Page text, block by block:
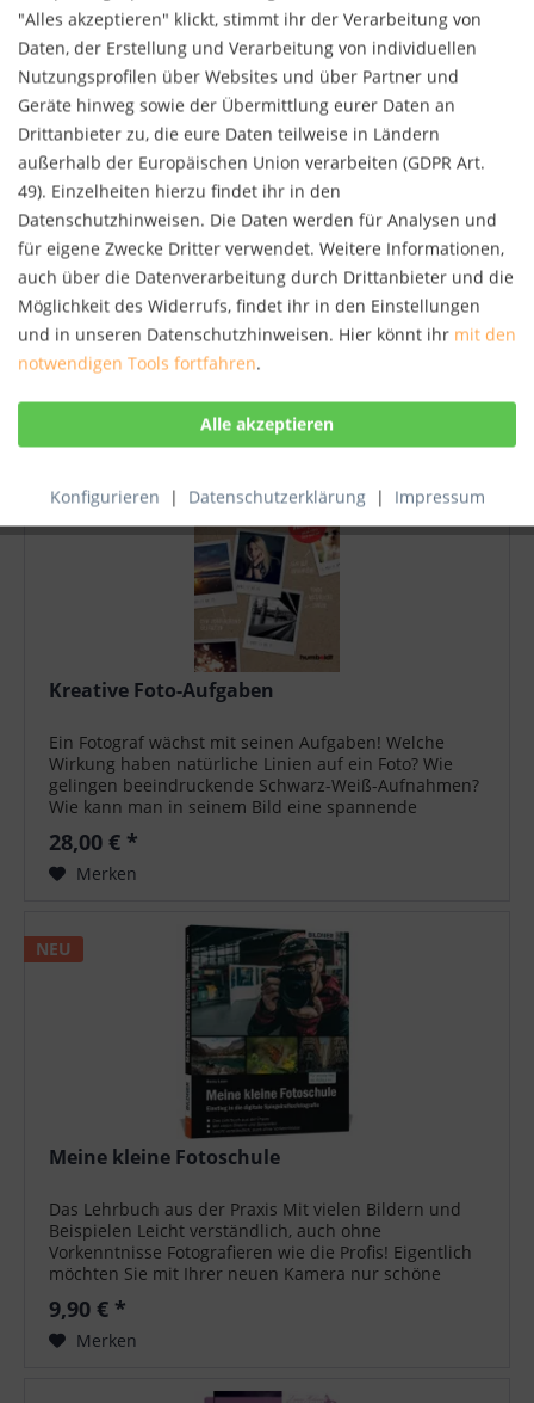
"Alles akzeptieren" klickt, stimmt ihr der Verarbeitung von
Daten, der Erstellung und Verarbeitung von individuellen
Nutzungsprofilen über Websites und über Partner und
Geräte hinweg sowie der Übermittlung eurer Daten an
Drittanbieter zu, die eure Daten teilweise in Ländern
außerhalb der Europäischen Union verarbeiten (GDPR Art.
49). Einzelheiten hierzu findet ihr in den
Datenschutzhinweisen. Die Daten werden für Analysen und
für eigene Zwecke Dritter verwendet. Weitere Informationen,
auch über die Datenverarbeitung durch Drittanbieter und die
Möglichkeit des Widerrufs, findet ihr in den Einstellungen
und in unseren Datenschutzhinweisen. Hier könnt ihr mit den
notwendigen Tools fortfahren.
Konfigurieren | Datenschutzerklärung | Impressum
NEU
Fotografieren in Berlin
Auf Foto-Tour durch BerlinBrandenburger Tor, Alex,
Regierungsviertel, Mauerpark: In diesem Ratgeber
erfahren Hobbyfotografen, wie sie die touristischen
Highlights von Berlin perfekt in Szene setzen können.
Der Fotograf Lars Poeck gibt...
16,99 € *
Merken
Kreative Foto-Aufgaben
Ein Fotograf wächst mit seinen Aufgaben! Welche
Wirkung haben natürliche Linien auf ein Foto? Wie
gelingen beeindruckende Schwarz-Weiß-Aufnahmen?
Wie kann man in seinem Bild eine spannende
28,00 € *
Merken
NEU
Meine kleine Fotoschule
Das Lehrbuch aus der Praxis Mit vielen Bildern und
Beispielen Leicht verständlich, auch ohne
Vorkenntnisse Fotografieren wie die Profis! Eigentlich
möchten Sie mit Ihrer neuen Kamera nur schöne
Bilder machen. Wie Ihnen das gelingt,...
9,90 € *
Merken